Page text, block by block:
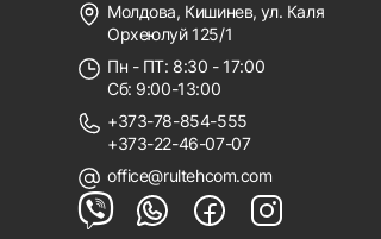
Молдова, Кишинев, ул. Каля
Орхеюлуй 125/1
Пн - ПТ: 8:30 - 17:00
Сб: 9:00-13:00
+373-78-854-555
+373-22-46-07-07
office@rultehcom.com